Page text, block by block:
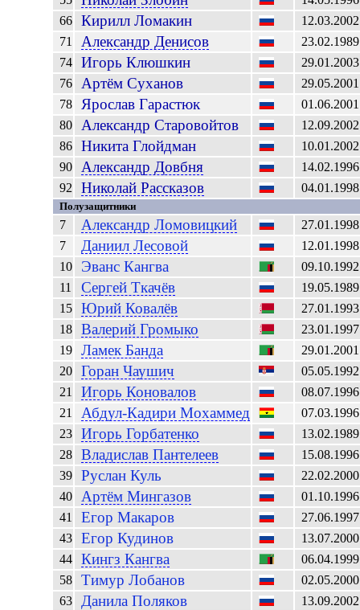
66
Кирилл Ломакин
12.03.2002
71
Александр Денисов
23.02.1989
74
Игорь Клюшкин
29.01.2003
76
Артём Суханов
29.05.2001
78
Ярослав Гарастюк
01.06.2001
80
Александр Старовойтов
12.09.2002
86
Никита Глойдман
10.01.2002
90
Александр Довбня
14.02.1996
92
Николай Рассказов 04.01.1998
Полузащитники
7 Александр Ломовицкий
27.01.1998
7
Даниил Лесовой
12.01.1998
10
Эванс Кангва
09.10.1992
11
Сергей Ткачёв
19.05.1989
15
Юрий Ковалёв
27.01.1993
18
Валерий Громыко
23.01.1997
19
Ламек Банда
29.01.2001
20
Горан Чаушич
05.05.1992
21
Игорь Коновалов
08.07.1996
21
Абдул-Кадири Мохаммед
07.03.1996
23
Игорь Горбатенко
13.02.1989
28
Владислав Пантелеев
15.08.1996
39
Руслан Куль
22.02.2000
40
Артём Мингазов
01.10.1996
41
Егор Макаров
27.06.1997
43
Егор Кудинов
13.07.2000
44
Кингз Кангва
06.04.1999
58
Тимур Лобанов
02.05.2000
63
Данила Поляков
13.09.2002